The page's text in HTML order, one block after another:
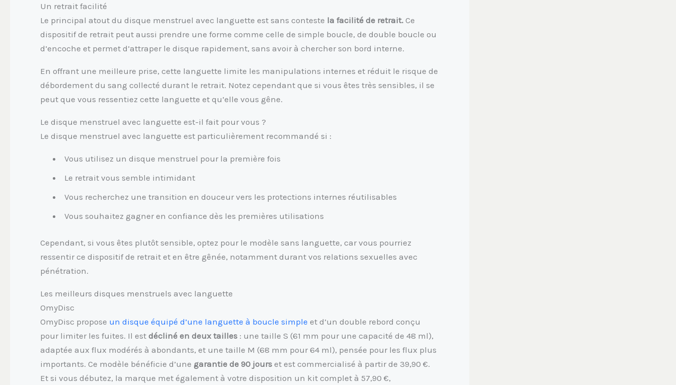
Un retrait facilité
Le principal atout du disque menstruel avec languette est sans conteste la facilité de retrait. Ce
dispositif de retrait peut aussi prendre une forme comme celle de simple boucle, de double boucle ou
d’encoche et permet d’attraper le disque rapidement, sans avoir à chercher son bord interne.
En offrant une meilleure prise, cette languette limite les manipulations internes et réduit le risque de
débordement du sang collecté durant le retrait. Notez cependant que si vous êtes très sensibles, il se
peut que vous ressentiez cette languette et qu’elle vous gêne.
Le disque menstruel avec languette est-il fait pour vous ?
Le disque menstruel avec languette est particulièrement recommandé si :
Vous utilisez un disque menstruel pour la première fois
Le retrait vous semble intimidant
Vous recherchez une transition en douceur vers les protections internes réutilisables
Vous souhaitez gagner en confiance dès les premières utilisations
Cependant, si vous êtes plutôt sensible, optez pour le modèle sans languette, car vous pourriez
ressentir ce dispositif de retrait et en être gênée, notamment durant vos relations sexuelles avec
pénétration.
Les meilleurs disques menstruels avec languette
OmyDisc
OmyDisc propose un disque équipé d’une languette à boucle simple et d’un double rebord conçu
pour limiter les fuites. Il est décliné en deux tailles : une taille S (61 mm pour une capacité de 48 ml),
adaptée aux flux modérés à abondants, et une taille M (68 mm pour 64 ml), pensée pour les flux plus
importants. Ce modèle bénéficie d’une garantie de 90 jours et est commercialisé à partir de 39,90 €.
Et si vous débutez, la marque met également à votre disposition un kit complet à 57,90 €,